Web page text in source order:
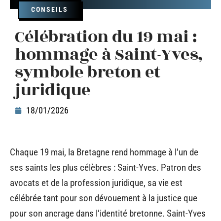
CONSEILS
Célébration du 19 mai :
hommage à Saint-Yves,
symbole breton et
juridique
18/01/2026
Chaque 19 mai, la Bretagne rend hommage à l’un de
ses saints les plus célèbres : Saint-Yves. Patron des
avocats et de la profession juridique, sa vie est
célébrée tant pour son dévouement à la justice que
pour son ancrage dans l’identité bretonne. Saint-Yves